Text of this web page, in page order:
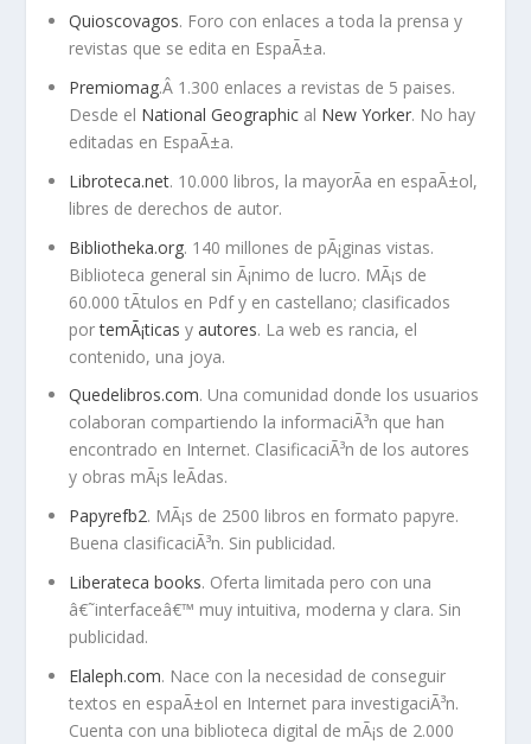
Quioscovagos. Foro con enlaces a toda la prensa y
revistas que se edita en EspaÃ±a.
Premiomag.Â 1.300 enlaces a revistas de 5 paises.
Desde el National Geographic al New Yorker. No hay
editadas en EspaÃ±a.
Libroteca.net. 10.000 libros, la mayorÃ­a en espaÃ±ol,
libres de derechos de autor.
Bibliotheka.org. 140 millones de pÃ¡ginas vistas.
Biblioteca general sin Ã¡nimo de lucro. MÃ¡s de
60.000 tÃ­tulos en Pdf y en castellano; clasificados
portemÃ¡ticas yautores. La web es rancia, el
contenido, una joya.
Quedelibros.com. Una comunidad donde los usuarios
colaboran compartiendo la informaciÃ³n que han
encontrado en Internet. ClasificaciÃ³n de los autores
y obras mÃ¡s leÃ­das.
Papyrefb2. MÃ¡s de 2500 libros en formato papyre.
Buena clasificaciÃ³n. Sin publicidad.
Liberateca books. Oferta limitada pero con una
â€˜interfaceâ€™ muy intuitiva, moderna y clara. Sin
publicidad.
Elaleph.com. Nace con la necesidad de conseguir
textos en espaÃ±ol en Internet para investigaciÃ³n.
Cuenta con una biblioteca digital de mÃ¡s de 2.000